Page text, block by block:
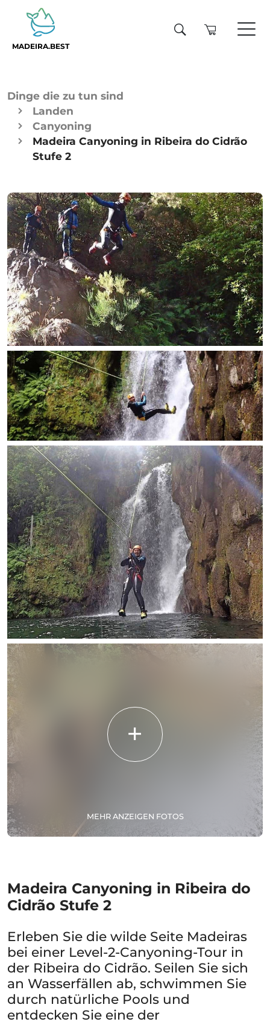
MADEIRA.BEST
Dinge die zu tun sind
Landen
Canyoning
Madeira Canyoning in Ribeira do Cidrão
Stufe 2
MEHR ANZEIGEN FOTOS
Madeira Canyoning in Ribeira do
Cidrão Stufe 2
Erleben Sie die wilde Seite Madeiras
bei einer Level-2-Canyoning-Tour in
der Ribeira do Cidrão. Seilen Sie sich
an Wasserfällen ab, schwimmen Sie
durch natürliche Pools und
entdecken Sie eine der